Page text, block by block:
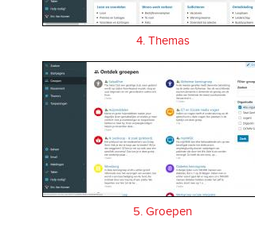
4. Themas
5. Groepen